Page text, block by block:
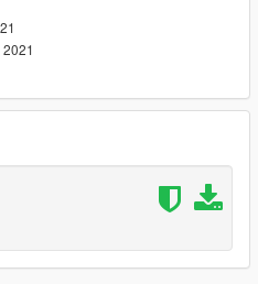
me to do please leave a
do